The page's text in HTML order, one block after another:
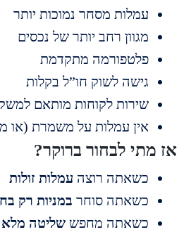
עמלות מסחר נמוכות יותר
מגוון רחב יותר של נכסים
פלטפורמה מתקדמת
גישה לשוק חו”ל בקלות
שירות לקוחות מותאם למשקיעים
אין עמלות על משמרת (או
לבחור ברוקר?
כשאתה רוצהעמלות זולות
כשאתה סוחרבמניות רק בחו”ל
כשאתה מחפששליטה מלאה